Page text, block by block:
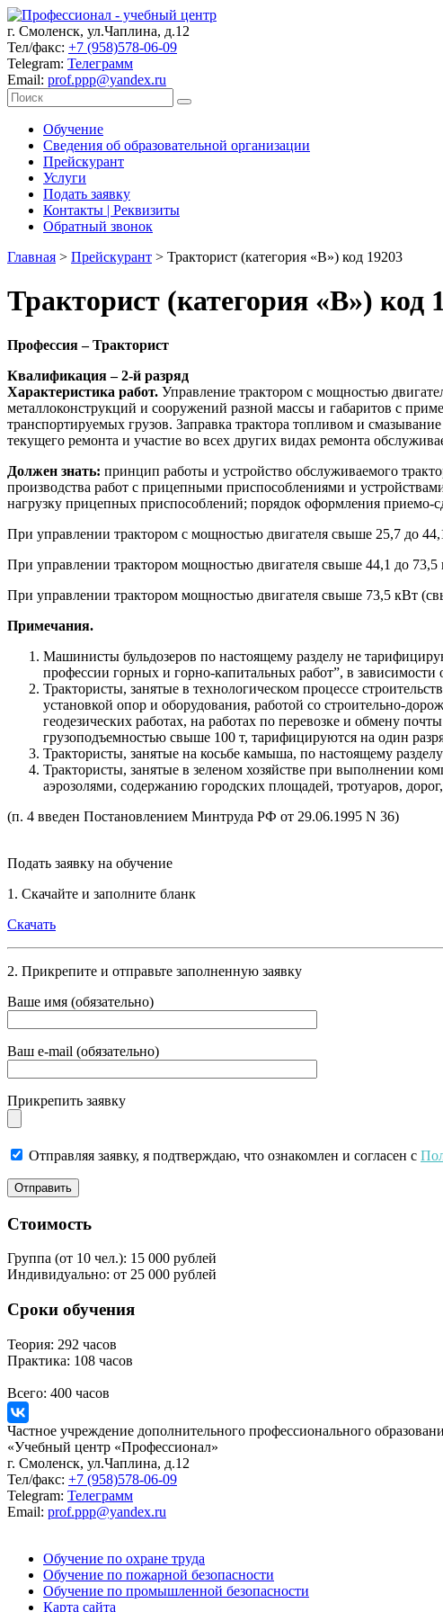
г. Смоленск, ул.Чаплина, д.12
Тел/факс: +7 (958)578-06-09
Telegram: Телеграмм
Email: prof.ppp@yandex.ru
Обучение
Сведения об образовательной организации
Прейскурант
Услуги
Подать заявку
Контакты | Реквизиты
Обратный звонок
Главная > Прейскурант > Тракторист (категория «В») код 19203
Тракторист (категория «В») код
Профессия – Тракторист
Квалификация – 2-й разряд
Характеристика работ. Управление трактором с мощностью
металлоконструкций и сооружений разной массы и габаритов с
транспортируемых грузов. Заправка трактора топливом и
текущего ремонта и участие во всех других видах ремонта
Должен знать: принцип работы и устройство обслуживаемого
производства работ с прицепными приспособлениями и
нагрузку прицепных приспособлений; порядок оформления
При управлении трактором с мощностью двигателя свыше 25,7 до
При управлении трактором мощностью двигателя свыше 44,1 до
При управлении трактором мощностью двигателя свыше 73,5 кВт
Примечания.
Машинисты бульдозеров по настоящему разделу не
профессии горных и горно-капитальных работ”, в зависимости
Трактористы, занятые в технологическом процессе
установкой опор и оборудования, работой со строительно-
геодезических работах, на работах по перевозке и обмену
грузоподъемностью свыше 100 т, тарифицируются на один
Трактористы, занятые на косьбе камыша, по настоящему
Трактористы, занятые в зеленом хозяйстве при выполнении
аэрозолями, содержанию городских площадей, тротуаров,
(п. 4 введен Постановлением Минтруда РФ от 29.06.1995 N 36)
Подать заявку на обучение
1. Скачайте и заполните бланк
Скачать
2. Прикрепите и отправьте заполненную заявку
Ваше имя (обязательно)
Ваш e-mail (обязательно)
Прикрепить заявку
Отправляя заявку, я подтверждаю, что ознакомлен и согласен с
Стоимость
Группа (от 10 чел.): 15 000 рублей
Индивидуально: от 25 000 рублей
Сроки обучения
Теория: 292 часов
Практика: 108 часов
Всего: 400 часов
Частное учреждение дополнительного профессионального
«Учебный центр «Профессионал»
г. Смоленск, ул.Чаплина, д.12
Тел/факс: +7 (958)578-06-09
Telegram: Телеграмм
Email: prof.ppp@yandex.ru
Обучение по охране труда
Обучение по пожарной безопасности
Обучение по промышленной безопасности
Карта сайта